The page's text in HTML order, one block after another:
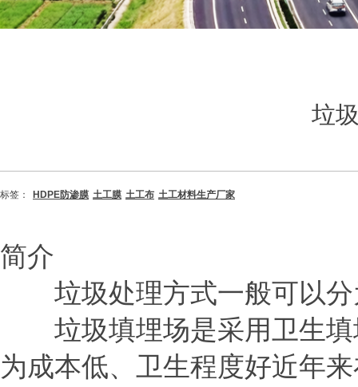
垃
标签： HDPE防渗膜 土工膜 土工布 土工材料生产厂家
简介
垃圾处理方式一般可以分
垃圾填埋场是采用卫生填
为成本低、卫生程度好近年